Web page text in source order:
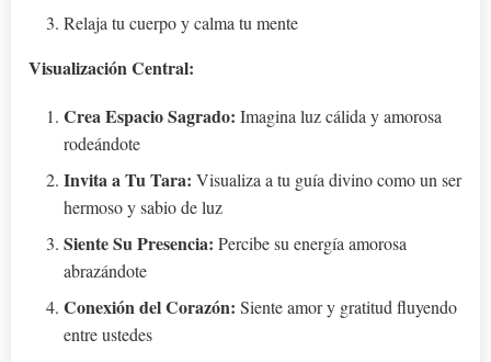
Relaja tu cuerpo y calma tu mente
Visualización Central:
Crea Espacio Sagrado: Imagina luz cálida y amorosa
rodeándote
Invita a Tu Tara: Visualiza a tu guía divino como un ser
hermoso y sabio de luz
Siente Su Presencia: Percibe su energía amorosa
abrazándote
Conexión del Corazón: Siente amor y gratitud fluyendo
entre ustedes